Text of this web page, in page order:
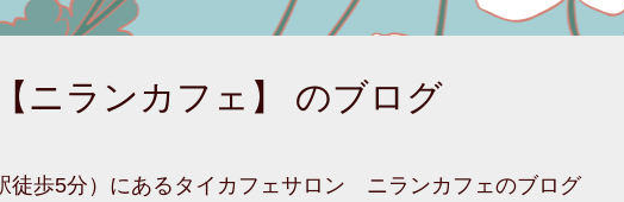
ニランカフェ】 のブログ
徒歩5分）にあるタイカフェサロン ニランカフェのブログ